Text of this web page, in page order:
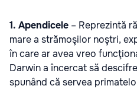
1. Apendicele – Reprezintă
mare a strămoşilor noştri,
în care ar avea vreo
Darwin a încercat să
spunând că servea